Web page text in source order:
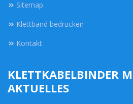
Sitemap
Klettband bedrucken
Kontakt
KLETTKABELBINDER
AKTUELLES